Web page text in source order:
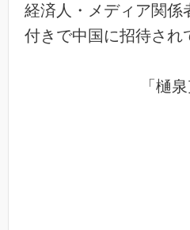
経済人・メディア関係
付きで中国に招待され
「樋